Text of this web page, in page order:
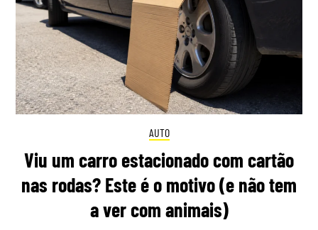
AUTO
Viu um carro estacionado com cartão
nas rodas? Este é o motivo (e não tem
a ver com animais)